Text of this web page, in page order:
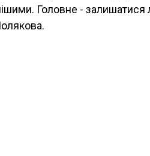
Головне - залишатися